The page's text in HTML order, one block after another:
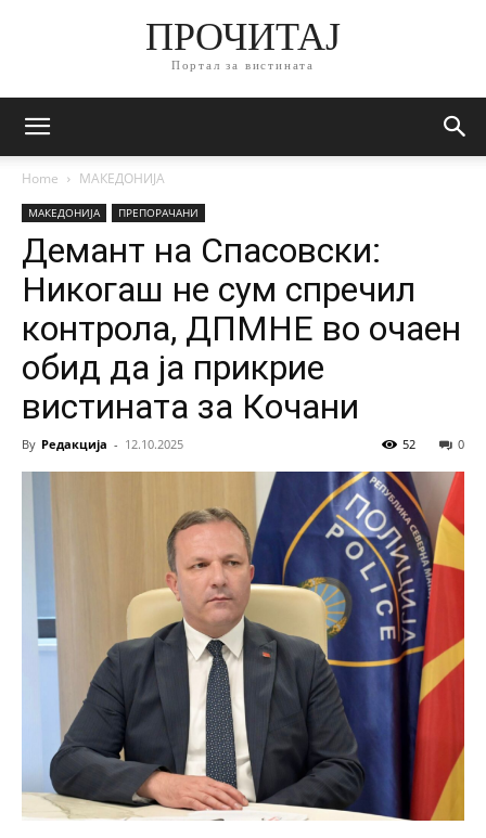
ПРОЧИТАЈ
Портал за вистината
Home МАКЕДОНИЈА
МАКЕДОНИЈА ПРЕПОРАЧАНИ
Демант на Спасовски:
Никогаш не сум спречил
контрола, ДПМНЕ во очаен
обид да ја прикрие
вистината за Кочани
By Редакција - 12.10.2025 0
52